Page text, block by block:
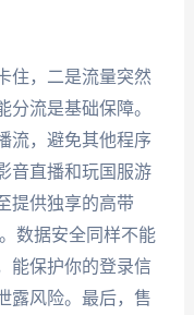
住，二是流量突然
流是基础保障。
流，避免其他程序
音直播和玩国服游
提供独享的高带
数据安全同样不能
能保护你的登录信
露风险。最后，售